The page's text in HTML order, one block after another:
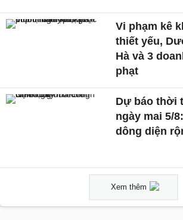
Vi phạm kê
thiết yếu,
Hà và 3
phạt
Dự báo thời
ngày mai 5/
dông diện
Xem thêm